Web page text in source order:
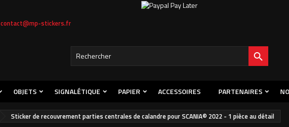
contact@mp-stickers.fr

OBJETS SIGNALÉTIQUE PAPIER ACCESSOIRES PARTENAIRES
Sticker de recouvrement parties centrales de calandre pour SCANIA© 2022 - 1 pièce au détail
Mes listes d'envies
add_circle_outlineCréer une nouvelle liste
((title))
((cancelText)) ((createText))
Connexion
Vous devez être connecté pour ajouter des produits à votre liste d'envies.